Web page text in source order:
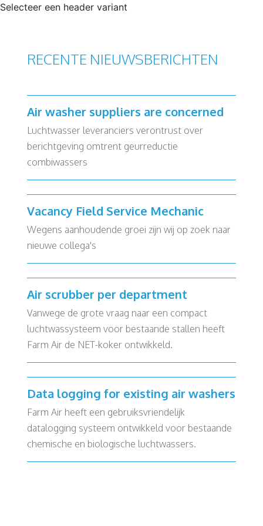
Selecteer een header variant
RECENTE NIEUWSBERICHTEN
Air washer suppliers are concerned
Luchtwasser leveranciers verontrust over
berichtgeving omtrent geurreductie
combiwassers
Vacancy Field Service Mechanic
Wegens aanhoudende groei zijn wij op zoek naar
nieuwe collega's
Air scrubber per department
Vanwege de grote vraag naar een compact
luchtwassysteem voor bestaande stallen heeft
Farm Air de NET-koker ontwikkeld.
Data logging for existing air washers
Farm Air heeft een gebruiksvriendelijk
datalogging systeem ontwikkeld voor bestaande
chemische en biologische luchtwassers.